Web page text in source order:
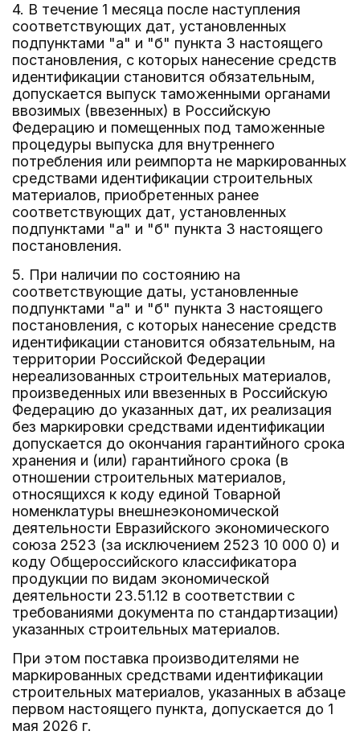
4. В течение 1 месяца после наступления
соответствующих дат, установленных
подпунктами "а" и "б" пункта 3 настоящего
постановления, с которых нанесение средств
идентификации становится обязательным,
допускается выпуск таможенными органами
ввозимых (ввезенных) в Российскую
Федерацию и помещенных под таможенные
процедуры выпуска для внутреннего
потребления или реимпорта не маркированных
средствами идентификации строительных
материалов, приобретенных ранее
соответствующих дат, установленных
подпунктами "а" и "б" пункта 3 настоящего
постановления.
5. При наличии по состоянию на
соответствующие даты, установленные
подпунктами "а" и "б" пункта 3 настоящего
постановления, с которых нанесение средств
идентификации становится обязательным, на
территории Российской Федерации
нереализованных строительных материалов,
произведенных или ввезенных в Российскую
Федерацию до указанных дат, их реализация
без маркировки средствами идентификации
допускается до окончания гарантийного срока
хранения и (или) гарантийного срока (в
отношении строительных материалов,
относящихся к коду единой Товарной
номенклатуры внешнеэкономической
деятельности Евразийского экономического
союза 2523 (за исключением 2523 10 000 0) и
коду Общероссийского классификатора
продукции по видам экономической
деятельности 23.51.12 в соответствии с
требованиями документа по стандартизации)
указанных строительных материалов.
При этом поставка производителями не
маркированных средствами идентификации
строительных материалов, указанных в абзаце
первом настоящего пункта, допускается до 1
мая 2026 г.